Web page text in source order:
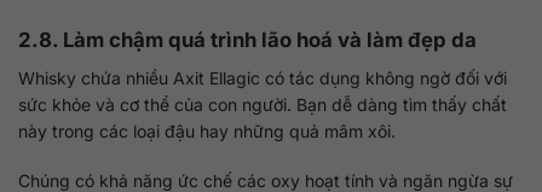
2.8. Làm chậm quá trình lão hoá và làm đẹp da
Whisky chứa nhiều Axit Ellagic có tác dụng không ngờ đối với
sức khỏe và cơ thể của con người. Bạn dễ dàng tìm thấy chất
này trong các loại đậu hay những quả mâm xôi.
Chúng có khả năng ức chế các oxy hoạt tính và ngăn ngừa sự